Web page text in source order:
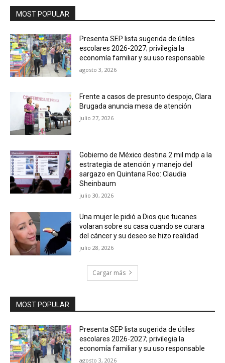
MOST POPULAR
Presenta SEP lista sugerida de útiles
escolares 2026-2027; privilegia la
economía familiar y su uso responsable
agosto 3, 2026
Frente a casos de presunto despojo, Clara
Brugada anuncia mesa de atención
julio 27, 2026
Gobierno de México destina 2 mil mdp a la
estrategia de atención y manejo del
sargazo en Quintana Roo: Claudia
Sheinbaum
julio 30, 2026
Una mujer le pidió a Dios que tucanes
volaran sobre su casa cuando se curara
del cáncer y su deseo se hizo realidad
julio 28, 2026
Cargar más
MOST POPULAR
Presenta SEP lista sugerida de útiles
escolares 2026-2027; privilegia la
economía familiar y su uso responsable
agosto 3, 2026